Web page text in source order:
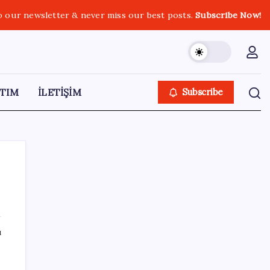
our newsletter & never miss our best posts.Subscribe Now!
İLETİŞİM Subscribe